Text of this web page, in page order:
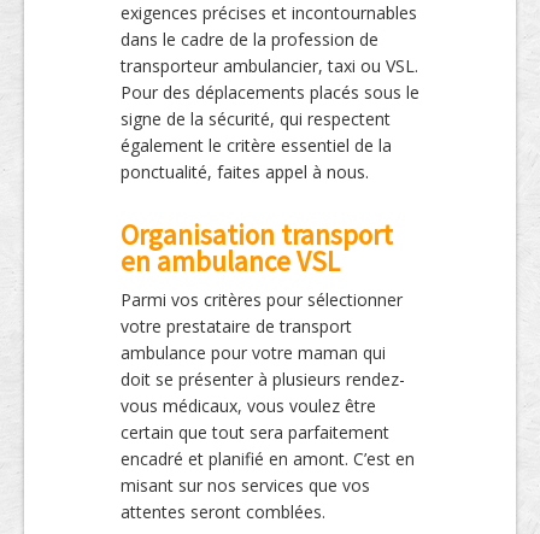
exigences précises et incontournables
dans le cadre de la profession de
transporteur ambulancier, taxi ou VSL.
Pour des déplacements placés sous le
signe de la sécurité, qui respectent
également le critère essentiel de la
ponctualité, faites appel à nous.
Organisation transport
en ambulance VSL
Parmi vos critères pour sélectionner
votre prestataire de transport
ambulance pour votre maman qui
doit se présenter à plusieurs rendez-
vous médicaux, vous voulez être
certain que tout sera parfaitement
encadré et planifié en amont. C’est en
misant sur nos services que vos
attentes seront comblées.